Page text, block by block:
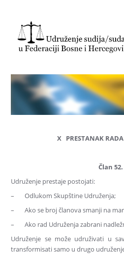
X PRESTANAK
Član 52.
Udruženje prestaje postojati:
– Odlukom Skupštine Udruženja;
– Ako se broj članova smanji na
– Ako rad Udruženja zabrani
Udruženje se može udruživati u
transformisati samo u drugo